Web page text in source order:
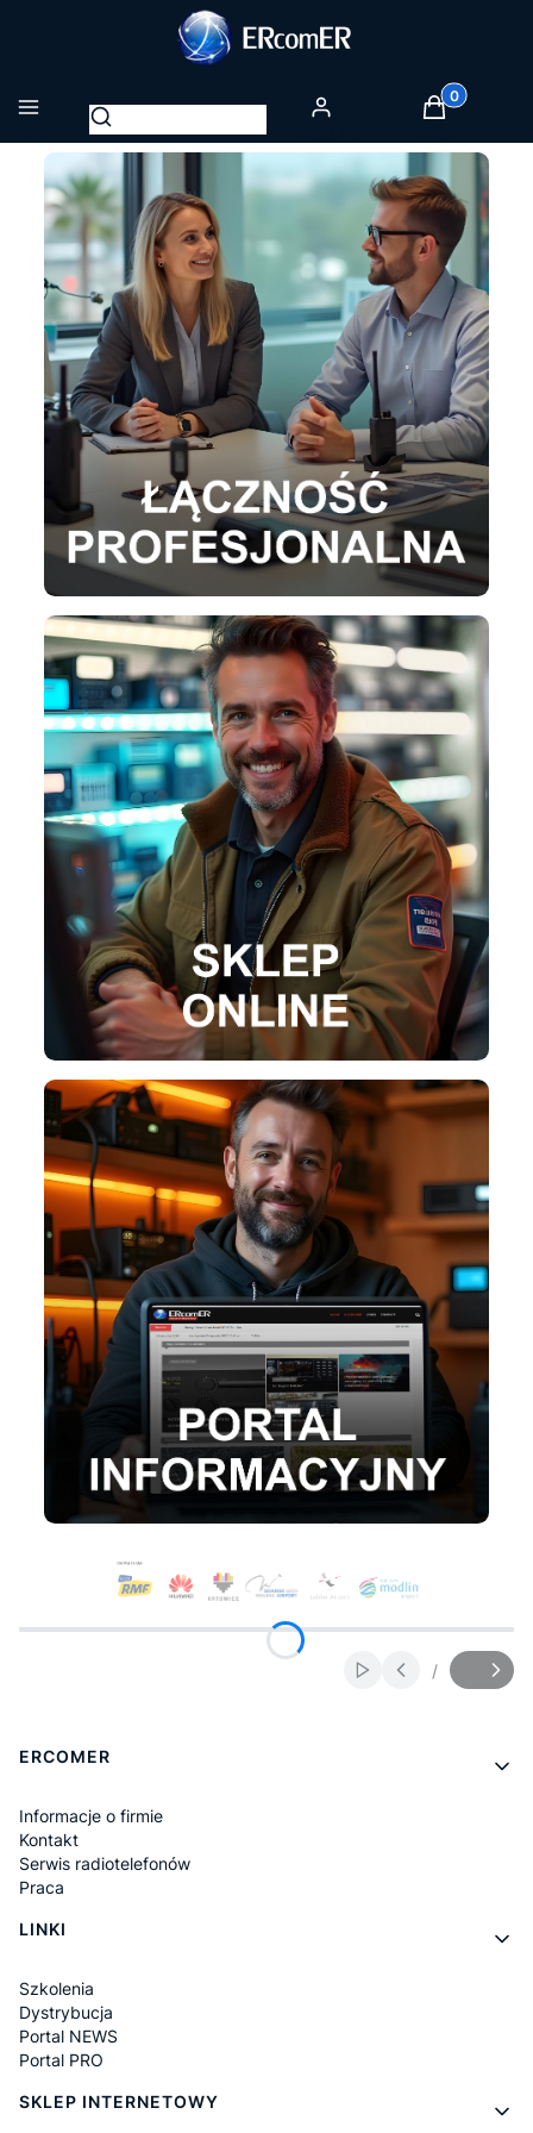
Otwórz wyszukiwarkę Produkty w
Włącz Slajd
/
z
Linki w stopce
ERCOMER
Informacje o firmie
Kontakt
Serwis radiotelefonów
Praca
LINKI
Szkolenia
Dystrybucja
Portal NEWS
Portal PRO
SKLEP INTERNETOWY